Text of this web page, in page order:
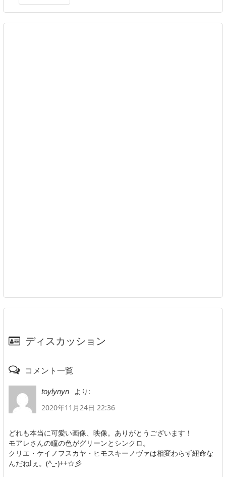
ディスカッション
コメント一覧
toylynyn
より:
2020年11月24日 22:36
どれも本当に可愛い画像、映像。ありがとうございます！
モアレさんの瞳の色がグリーンとシンクロ。
クリエ・ケイノフスカヤ・ヒモスキーノヴァは相変わらず紐命な
んだねlぇ。(^_-)++☆彡